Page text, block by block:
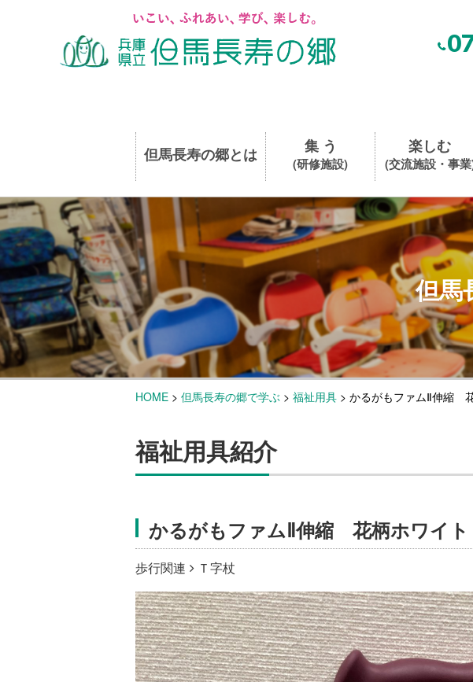
但馬長寿の郷とは 集 う
(研修施設)
楽しむ
(交流施設・事
但馬
HOME > 但馬長寿の郷で学ぶ > 福祉用具 > かるがもファムⅡ伸縮
福祉用具紹介
かるがもファムⅡ伸縮 花柄ホワイト
歩行関連 Ｔ字杖